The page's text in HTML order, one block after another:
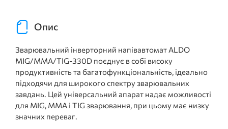
Опис
Зварювальний інверторний напівавтомат ALDO
MIG/MMA/TIG-330D поєднує в собі високу
продуктивність та багатофункціональність, ідеально
підходячи для широкого спектру зварювальних
завдань. Цей універсальний апарат надає можливості
для MIG, MMA і TIG зварювання, при цьому має низку
значних переваг.